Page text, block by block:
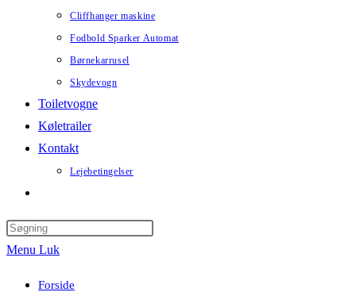
Cliffhanger maskine
Fodbold Sparker Automat
Børnekarrusel
Skydevogn
Toiletvogne
Køletrailer
Kontakt
Lejebetingelser
search
Menu Luk
Forside